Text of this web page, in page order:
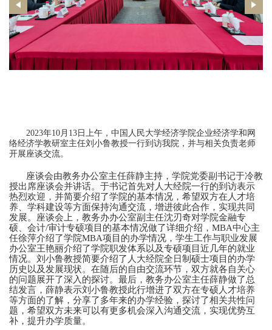
2023年10月13日上午，中国人民大学经济学院企业经济学和网
络经济学教研室主任刘小鲁教授一行到访我院，并与相关负责老师
开展座谈交流。
座谈会由教务办公室主任薛静主持，学院党委副书记于冷教
授出席座谈会并讲话。于书记首先对人大经院一行的到访表示
热烈欢迎，并简要介绍了学院的基本情况，希望双方在人才培
养、学科建设等方面保持沟通交流，增进彼此合作，实现共同
发展。座谈会上，教务办办公室副主任沈刃奇对学院金融专
硕、会计/审计专硕项目的基本情况做了详细介绍，MBA中心主
任徐萍介绍了学院MBA项目的办学情况，学生工作与职业发展
办公室王艳丽介绍了学院职发体系以及专硕项目近几年的就业
情况。刘小鲁教授简要介绍了人大经院全日制硕士项目的办学
历史以及发展现状。在随后的自由交流环节，双方就各自关心
的问题展开了深入的探讨。最后，教务办公室主任薛静做了总
结发言，薛静表示刘小鲁教授此行增进了双方在专硕人才培养
等方面的了解，分享了多年来的办学经验，探讨了相关共性问
题，希望双方未来可以有更多机会深入沟通交流，实现优势互
补，提升办学质量。